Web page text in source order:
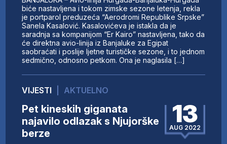
biće nastavljena i tokom zimske sezone letenja, rekla
je portparol preduzeća “Aerodromi Republike Srpske”
Sanela Kasalović. Kasalovićeva je istakla da je
saradnja sa kompanijom “Er Kairo” nastavljena, tako da
će direktna avio-linija iz Banjaluke za Egipat
saobraćati i poslije ljetne turističke sezone, i to jednom
sedmično, odnosno petkom. Ona je naglasila […]
VIJESTI AKTUELNO
Pet kineskih giganata
najavilo odlazak s Njujorške
berze
13
AUG 2022